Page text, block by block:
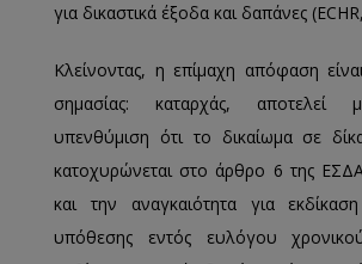
για δικαστικά έξοδα και δαπάνες
Κλείνοντας, η επίμαχη απόφαση
σημασίας: καταρχάς, αποτελεί
υπενθύμιση ότι το δικαίωμα σε
κατοχυρώνεται στο άρθρο 6 της
και την αναγκαιότητα για
υπόθεσης εντός ευλόγου